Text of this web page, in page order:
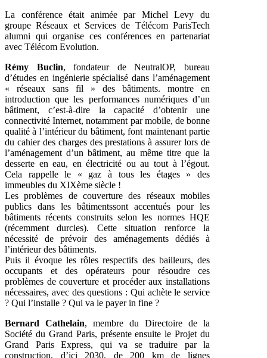
La conférence était animée par Michel Levy du
groupe Réseaux et Services de Télécom ParisTech
alumni qui organise ces conférences en partenariat
avec Télécom Evolution.
Rémy Buclin, fondateur de NeutralOP, bureau
d’études en ingénierie spécialisé dans l’aménagement
« réseaux sans fil » des bâtiments. montre en
introduction que les performances numériques d’un
bâtiment, c’est-à-dire la capacité d’obtenir une
connectivité Internet, notamment par mobile, de bonne
qualité à l’intérieur du bâtiment, font maintenant partie
du cahier des charges des prestations à assurer lors de
l’aménagement d’un bâtiment, au même titre que la
desserte en eau, en électricité ou au tout à l’égout.
Cela rappelle le « gaz à tous les étages » des
immeubles du XIXème siècle !
Les problèmes de couverture des réseaux mobiles
publics dans les bâtimentssont accentués pour les
bâtiments récents construits selon les normes HQE
(récemment durcies). Cette situation renforce la
nécessité de prévoir des aménagements dédiés à
l’intérieur des bâtiments.
Puis il évoque les rôles respectifs des bailleurs, des
occupants et des opérateurs pour résoudre ces
problèmes de couverture et procéder aux installations
nécessaires, avec des questions : Qui achète le service
? Qui l’installe ? Qui va le payer in fine ?
Bernard Cathelain, membre du Directoire de la
Société du Grand Paris, présente ensuite le Projet du
Grand Paris Express, qui va se traduire par la
construction, d’ici 2030, de 200 km de lignes